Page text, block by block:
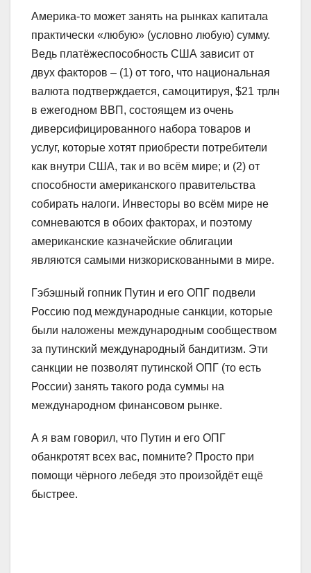
Америка-то может занять на рынках капитала
практически «любую» (условно любую) сумму.
Ведь платёжеспособность США зависит от
двух факторов – (1) от того, что национальная
валюта подтверждается, самоцитируя, $21 трлн
в ежегодном ВВП, состоящем из очень
диверсифицированного набора товаров и
услуг, которые хотят приобрести потребители
как внутри США, так и во всём мире; и (2) от
способности американского правительства
собирать налоги. Инвесторы во всём мире не
сомневаются в обоих факторах, и поэтому
американские казначейские облигации
являются самыми низкорискованными в мире.
Гэбэшный гопник Путин и его ОПГ подвели
Россию под международные санкции, которые
были наложены международным сообществом
за путинский международный бандитизм. Эти
санкции не позволят путинской ОПГ (то есть
России) занять такого рода суммы на
международном финансовом рынке.
А я вам говорил, что Путин и его ОПГ
обанкротят всех вас, помните? Просто при
помощи чёрного лебедя это произойдёт ещё
быстрее.